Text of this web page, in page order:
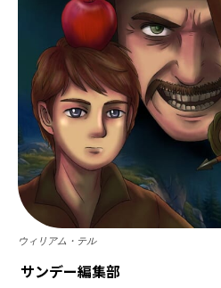
ウィリアム・テル
サンデー編集部